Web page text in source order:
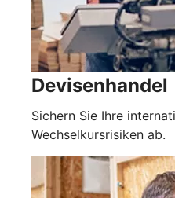
Devisenhandel
Sichern Sie Ihre
Wechselkursrisiken ab.